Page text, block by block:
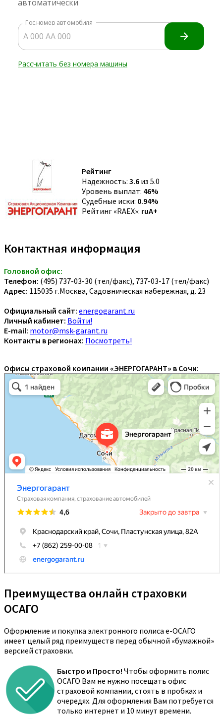
Рейтинг
Надежность: 3.6 из 5.0
Уровень выплат: 46%
Судебные иски: 0.94%
Рейтинг «RAEX»: ruA+
Контактная информация
Головной офис:
Телефон: (495) 737-03-30 (тел/факс), 737-03-17 (тел/факс)
Адрес: 115035 г.Москва, Садовническая набережная, д. 23
Официальный сайт: energogarant.ru
Личный кабинет: Войти!
E-mail: motor@msk-garant.ru
Контакты в регионах: Посмотреть!
Офисы страховой компании «ЭНЕРГОГАРАНТ» в Сочи:
Преимущества онлайн страховки
ОСАГО
Оформление и покупка электронного полиса е-ОСАГО
имеет целый ряд преимуществ перед обычной «бумажной»
версией страховки.
Быстро и Просто! Чтобы оформить полис
ОСАГО Вам не нужно посещать офис
страховой компании, стоять в пробках и
очередях. Для оформления Вам потребуется
только интернет и 10 минут времени.